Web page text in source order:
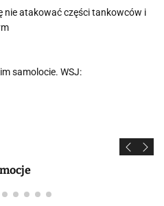
nie atakować części tankowców i
samolocie. WSJ: